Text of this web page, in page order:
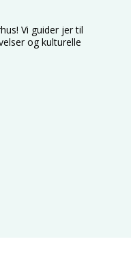
Vi guider jer til
og kulturelle